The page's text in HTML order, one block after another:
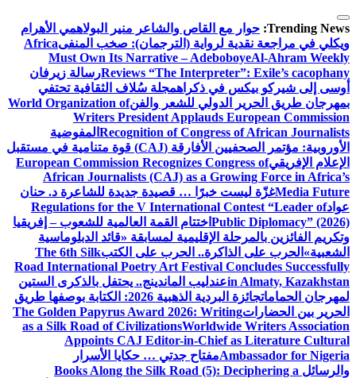
التجاوز
إلى
المحتوى
Trending News: حوار مع القاص والشاعر منير البولاهمي الأهرام
ويكلي في مراجعة نقدية لرواية (الترجمان): صخب المنفىAfrica
Must Own Its Narrative – AdeboboyeAl-Ahram Weekly
Reviews “The Interpreter”: Exile’s cacophanyرسالة زيرفان
أوسى إلى شيركو بيكس في ذكراهمجلة سُلاف الثقافية تحتفي
بمهرجان طريق الحرير الدولي للشعر والفنWorld Organization of
Writers President Applauds European Commission
Recognition of Congress of African Journalists المفوضية
الأوروبية: مؤتمر الصحفيين الأفارقة (CAJ) قوة متنامية في مستقبل
الإعلام الإفريقيEuropean Commission Recognizes Congress of
African Journalists (CAJ) as a Growing Force in Africa’s
Media Futureغزّة ليست خبرًا … قصيدة جديدة للشاعرة د. حنان
عوادRegulations for the V International Contest “Leader of
Public Diplomacy” (2026) اختتام القمة العالمية للشعوب – إفريقيا
وتكريم الفائزين بالمرحلة الإقليمية لمسابقة «قائد الدبلوماسية
الشعبية» الحرب على الذاكرة.. الحرب على الكتبThe 6th Silk
Road International Poetry Art Festival Concludes Successfully
in Almaty, Kazakhstanعندليب الماندينج.. يحتفل بالذكرى الستين
لمهرجان الحمامات
جائزة البردية الذهبية 2026: الكتابة بوصفها طريق
الحرير بين الحضاراتThe Golden Papyrus Award 2026: Writing
as a Silk Road of CivilizationsWorldwide Writers Association
Appoints CAJ Editor-in-Chief as Literature Cultural
Ambassador for Nigeriaمفتاح جدتي … حكايا الأسرار
والرسائل Books Along the Silk Road (5): Deciphering a